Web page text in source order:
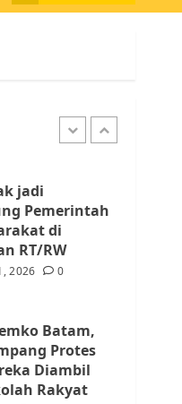
2026
jadi
Pemerintah
di
RT/RW
2026 0
Batam,
Protes
Diambil
Rakyat